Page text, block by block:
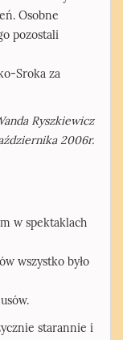
Osobne
pozostali
Sroka za
Ryszkiewicz
2006r.
w spektaklach
wszystko było
starannie i